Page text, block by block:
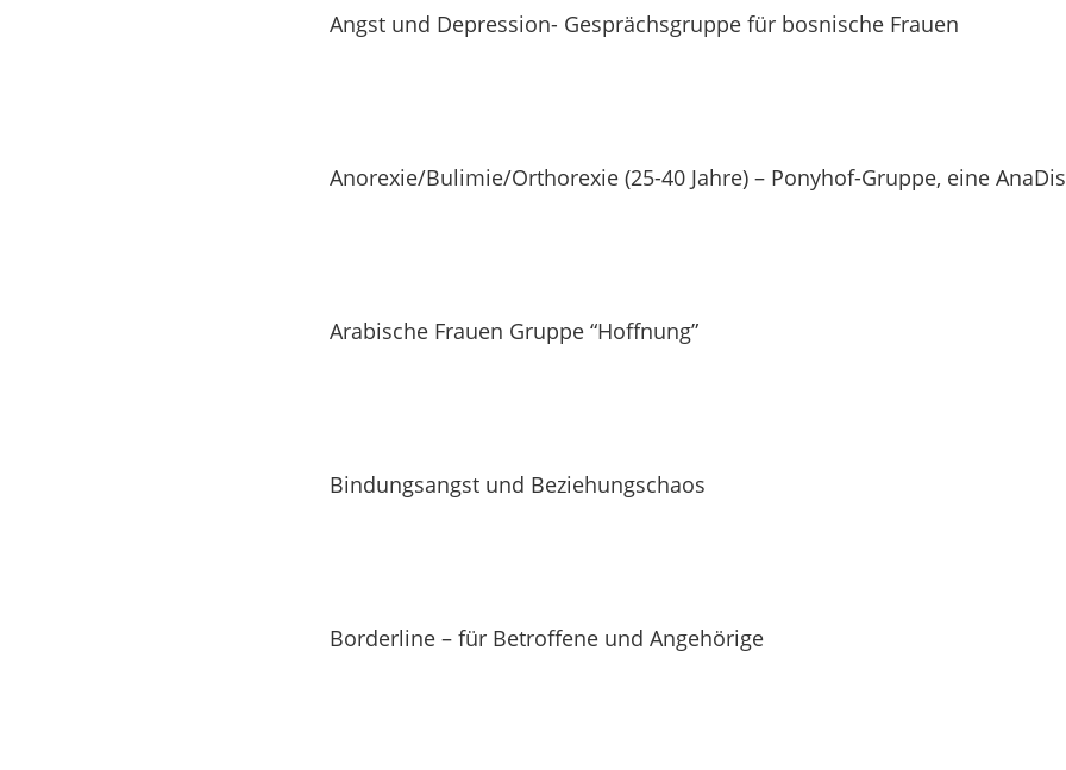
Angst und Depression- Gesprächsgruppe für bosnische Frauen
Anorexie/Bulimie/Orthorexie (25-40 Jahre) – Ponyhof-Gruppe, eine
Arabische Frauen Gruppe “Hoffnung”
Bindungsangst und Beziehungschaos
Borderline – für Betroffene und Angehörige